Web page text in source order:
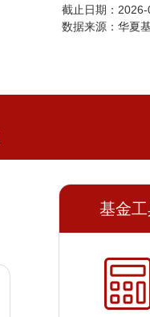
2026-
07-30
07-27
07-24
2026-
2026-
07-22
截止日期：2026-
数据来源：华夏
基金